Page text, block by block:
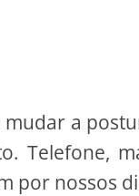
a
Telefone,
por nossos